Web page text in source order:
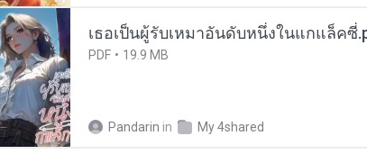
เธอเป็นผู้รับเหมาอันดับหนึ่งในแกแล็คซี่
PDF 19.9 MB
Pandarin in My 4shared